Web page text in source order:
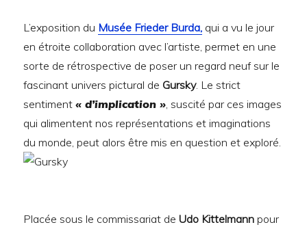
L’exposition du Musée Frieder Burda, qui a vu le jour
en étroite collaboration avec l’artiste, permet en une
sorte de rétrospective de poser un regard neuf sur le
fascinant univers pictural de Gursky. Le strict
sentiment« d’implication », suscité par ces images
qui alimentent nos représentations et imaginations
du monde, peut alors être mis en question et exploré.
Placée sous le commissariat de Udo Kittelmann pour